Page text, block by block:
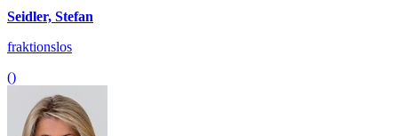
Seidler, Stefan
fraktionslos
()